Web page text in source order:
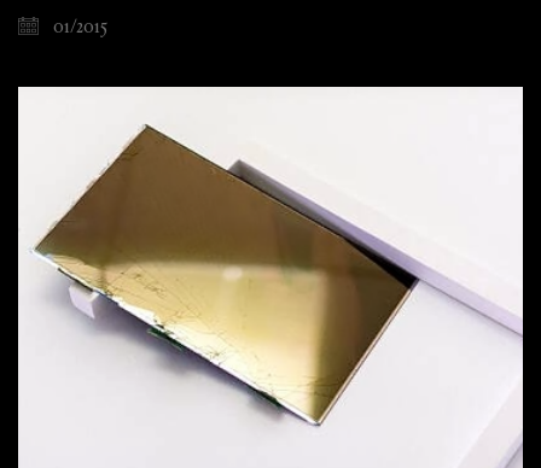
01/2015